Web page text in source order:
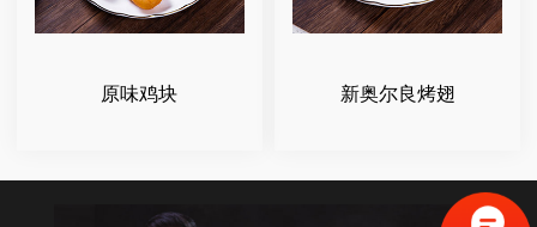
原味鸡块 新奥尔良烤翅